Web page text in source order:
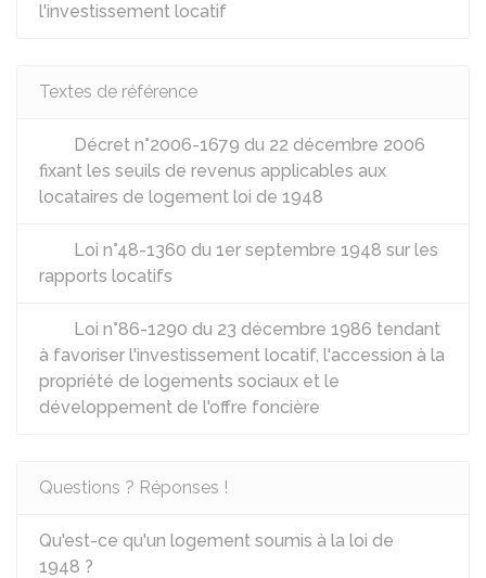
l'investissement locatif
Textes de référence
Décret n°2006-1679 du 22 décembre 2006
fixant les seuils de revenus applicables aux
locataires de logement loi de 1948
Loi n°48-1360 du 1er septembre 1948 sur les
rapports locatifs
Loi n°86-1290 du 23 décembre 1986 tendant
à favoriser l'investissement locatif, l'accession à la
propriété de logements sociaux et le
développement de l'offre foncière
Questions ? Réponses !
Qu'est-ce qu'un logement soumis à la loi de
1948 ?